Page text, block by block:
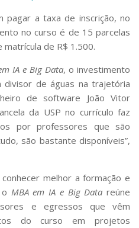
pagar a taxa de inscrição, no
no curso é de 15 parcelas
de R$ 1.500.
IA e Big Data, o investimento
divisor de águas na trajetória
de software João Vitor
da USP no currículo faz
por professores que são
são bastante disponíveis”,
conhecer melhor a formação e
MBA em IA e Big Data reúne
e egressos que vêm
do curso em projetos